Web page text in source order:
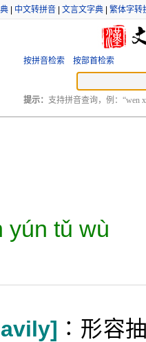
中文转拼音 文言文字典 繁体字转
按拼音检索 按部首检索
提示： 支持拼音查询，例：“wen
yún tǔ wù
∶形容